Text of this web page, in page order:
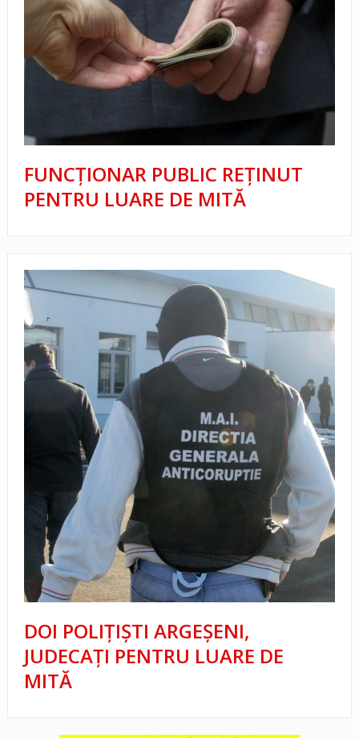
FUNCȚIONAR PUBLIC REȚINUT
PENTRU LUARE DE MITĂ
DOI POLIŢIŞTI ARGEŞENI,
JUDECAŢI PENTRU LUARE DE
MITĂ